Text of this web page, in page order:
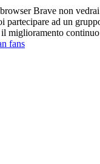
Brave non
partecipare ad un
il miglioramento
fans